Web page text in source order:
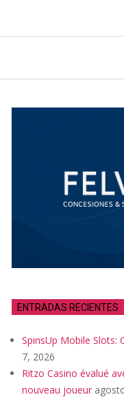
ENTRADAS RECIENTES
SpinsUp Mobile Slots:
7, 2026
Ritzo Casino évalué
nouveau joueur